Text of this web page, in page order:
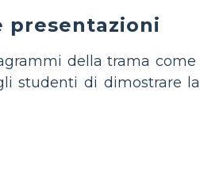
presentazioni
della trama come
studenti di dimostrare